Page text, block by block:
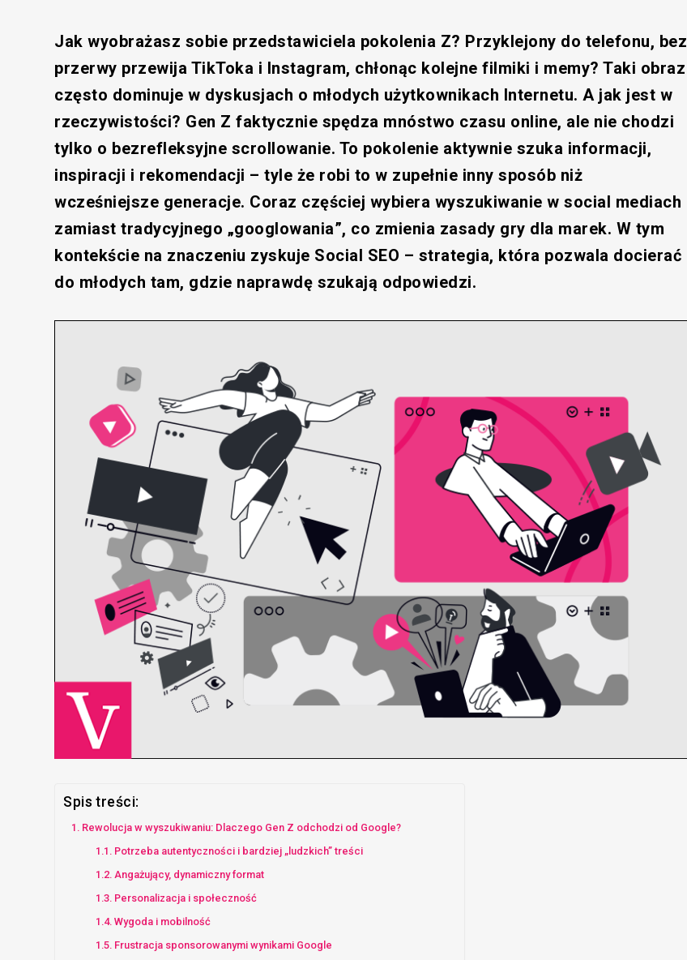
Jak wyobrażasz sobie przedstawiciela pokolenia Z? Przyklejony do telefonu, bez
przerwy przewija TikToka i Instagram, chłonąc kolejne filmiki i memy? Taki obraz
często dominuje w dyskusjach o młodych użytkownikach Internetu. A jak jest w
rzeczywistości? Gen Z faktycznie spędza mnóstwo czasu online, ale nie chodzi
tylko o bezrefleksyjne scrollowanie. To pokolenie aktywnie szuka informacji,
inspiracji i rekomendacji – tyle że robi to w zupełnie inny sposób niż
wcześniejsze generacje. Coraz częściej wybiera wyszukiwanie w social mediach
zamiast tradycyjnego „googlowania”, co zmienia zasady gry dla marek. W tym
kontekście na znaczeniu zyskuje Social SEO – strategia, która pozwala docierać
do młodych tam, gdzie naprawdę szukają odpowiedzi.
Spis treści:
Rewolucja w wyszukiwaniu: Dlaczego Gen Z odchodzi od Google?
Potrzeba autentyczności i bardziej „ludzkich” treści
Angażujący, dynamiczny format
Personalizacja i społeczność
Wygoda i mobilność
Frustracja sponsorowanymi wynikami Google